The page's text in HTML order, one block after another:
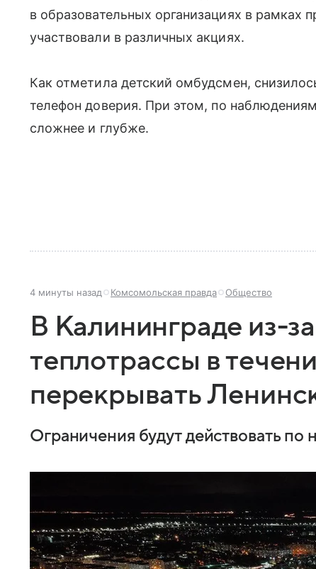
в образовательных организациях в рамках
участвовали в различных акциях.
Как отметила детский омбудсмен,
телефон доверия. При этом, по
сложнее и глубже.
4 минуты назад Комсомольская правда Общество
В Калининграде из-
теплотрассы в
перекрывать
Ограничения будут действовать по